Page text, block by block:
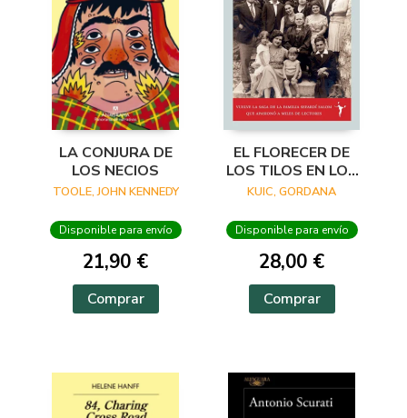
LA CONJURA DE
LOS NECIOS
TOOLE, JOHN KENNEDY
Disponible para envío
21,90 €
Comprar
EL FLORECER DE
LOS TILOS EN LOS
BALCANES
KUIC, GORDANA
Disponible para envío
28,00 €
Comprar